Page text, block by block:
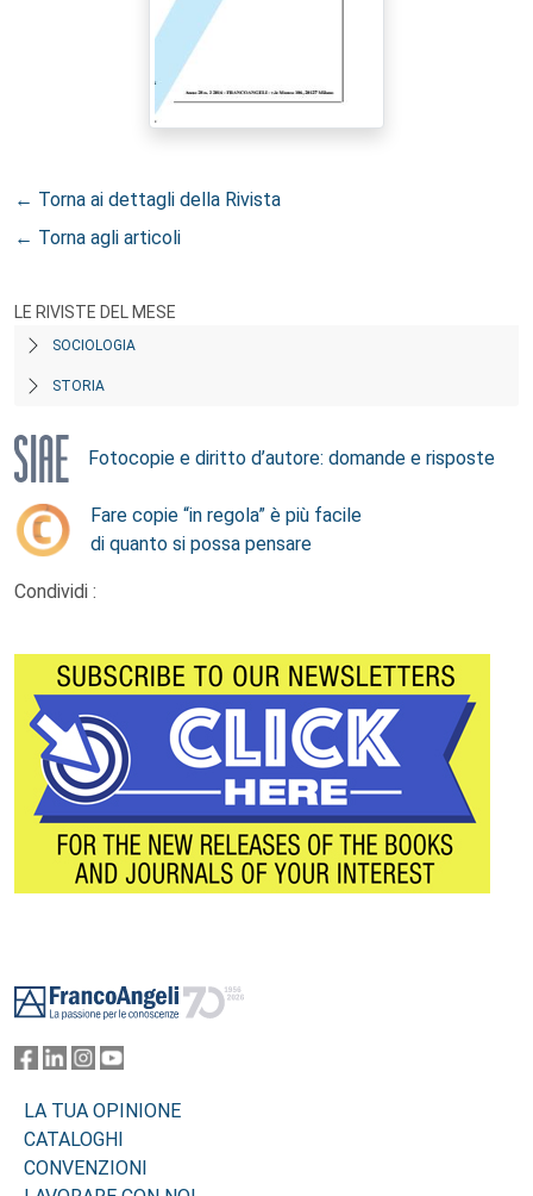
← Torna ai dettagli della Rivista
← Torna agli articoli
LE RIVISTE DEL MESE
SOCIOLOGIA
STORIA
Fotocopie e diritto d’autore: domande e risposte
Fare copie “in regola” è più facile
di quanto si possa pensare
Condividi :
LA TUA OPINIONE
CATALOGHI
CONVENZIONI